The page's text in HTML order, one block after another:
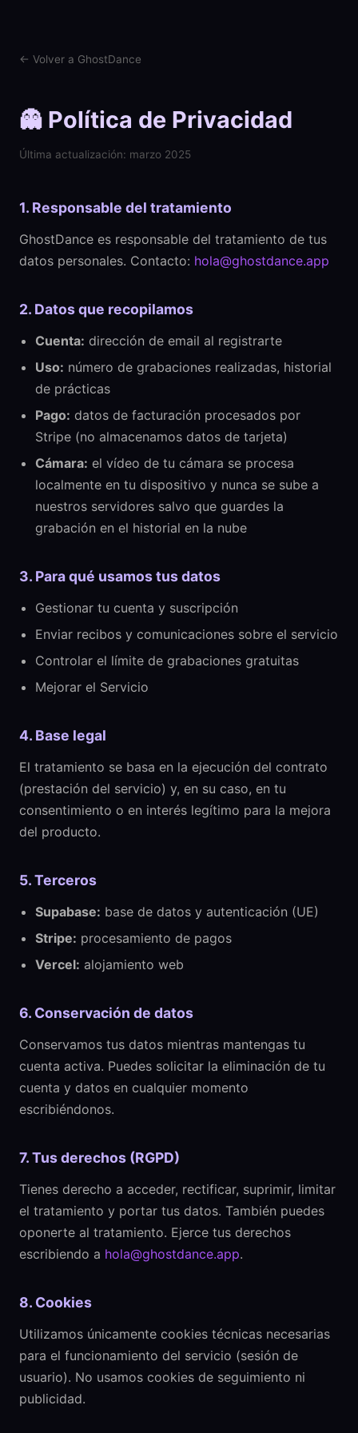
← Volver a GhostDance
👻 Política de Privacidad
Última actualización: marzo 2025
1. Responsable del tratamiento
GhostDance es responsable del tratamiento de tus
datos personales. Contacto: hola@ghostdance.app
2. Datos que recopilamos
Cuenta: dirección de email al registrarte
Uso: número de grabaciones realizadas, historial
de prácticas
Pago: datos de facturación procesados por
Stripe (no almacenamos datos de tarjeta)
Cámara: el vídeo de tu cámara se procesa
localmente en tu dispositivo y nunca se sube a
nuestros servidores salvo que guardes la
grabación en el historial en la nube
3. Para qué usamos tus datos
Gestionar tu cuenta y suscripción
Enviar recibos y comunicaciones sobre el servicio
Controlar el límite de grabaciones gratuitas
Mejorar el Servicio
4. Base legal
El tratamiento se basa en la ejecución del contrato
(prestación del servicio) y, en su caso, en tu
consentimiento o en interés legítimo para la mejora
del producto.
5. Terceros
Supabase: base de datos y autenticación (UE)
Stripe: procesamiento de pagos
Vercel: alojamiento web
6. Conservación de datos
Conservamos tus datos mientras mantengas tu
cuenta activa. Puedes solicitar la eliminación de tu
cuenta y datos en cualquier momento
escribiéndonos.
7. Tus derechos (RGPD)
Tienes derecho a acceder, rectificar, suprimir, limitar
el tratamiento y portar tus datos. También puedes
oponerte al tratamiento. Ejerce tus derechos
escribiendo a hola@ghostdance.app.
8. Cookies
Utilizamos únicamente cookies técnicas necesarias
para el funcionamiento del servicio (sesión de
usuario). No usamos cookies de seguimiento ni
publicidad.